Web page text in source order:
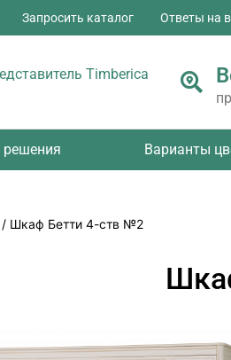
Запросить каталог Ответы на
Timberica
решения Варианты
/ Шкаф Бетти 4-ств №2